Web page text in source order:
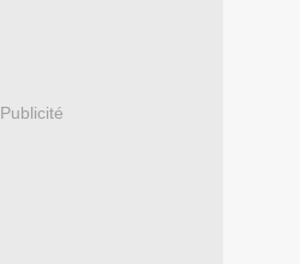
Publicité